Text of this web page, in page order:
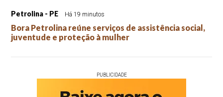
Petrolina - PE Há 19 minutos
Bora Petrolina reúne serviços de assistência social,
juventude e proteção à mulher
PUBLICIDADE